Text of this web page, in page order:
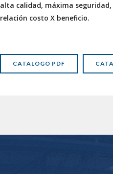
alta calidad, máxima
relación costo X beneficio.
CATALOGO PDF